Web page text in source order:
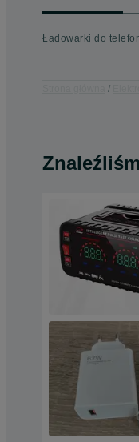
Ładowarki do